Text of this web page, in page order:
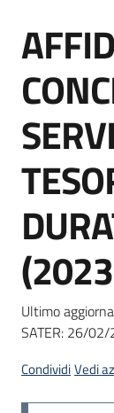
Bandi
e
di
Supporto
Piattaforme
telematiche
Salta al
Ultimo
SATER: 26/02/
CondividiVedi